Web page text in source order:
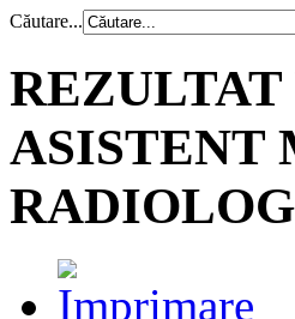
Căutare...
ASISTENT